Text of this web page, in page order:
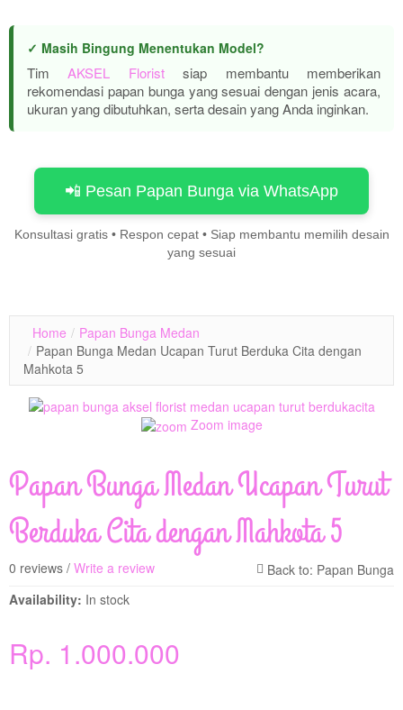
✓ Masih Bingung Menentukan Model?
TimAKSEL Floristsiap membantu memberikan
rekomendasi papan bunga yang sesuai dengan jenis acara,
ukuran yang dibutuhkan, serta desain yang Anda inginkan.
📲 Pesan Papan Bunga via WhatsApp
Konsultasi gratis • Respon cepat • Siap membantu memilih desain
yang sesuai
Home / Papan Bunga Medan
/ Papan Bunga Medan Ucapan Turut Berduka Cita dengan
Mahkota 5
Zoom image
Papan Bunga Medan Ucapan Turut
Berduka Cita dengan Mahkota 5
0 reviews / Write a review
Availability: In stock
Rp. 1.000.000